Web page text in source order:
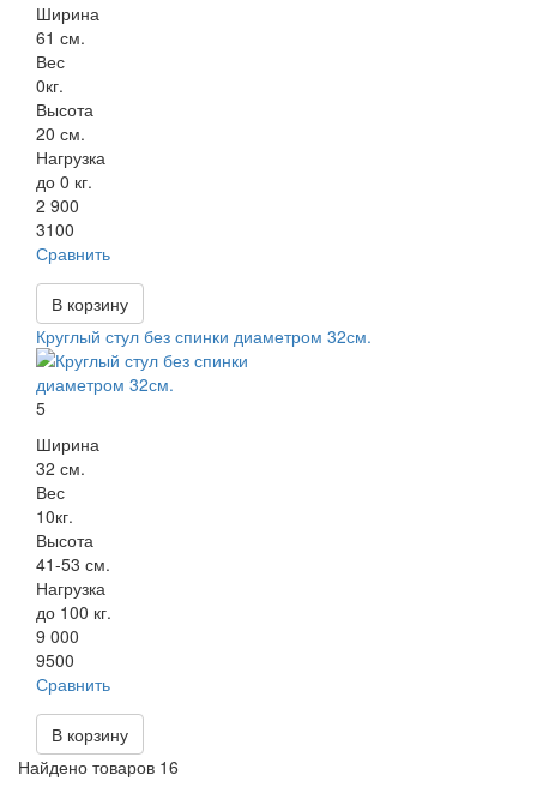
Ширина
61 см.
Вес
0кг.
Высота
20 см.
Нагрузка
до 0 кг.
2 900
3100
Сравнить
В корзину
Круглый стул без спинки диаметром 32см.
5
Ширина
32 см.
Вес
10кг.
Высота
41-53 см.
Нагрузка
до 100 кг.
9 000
9500
Сравнить
В корзину
Найдено товаров 16